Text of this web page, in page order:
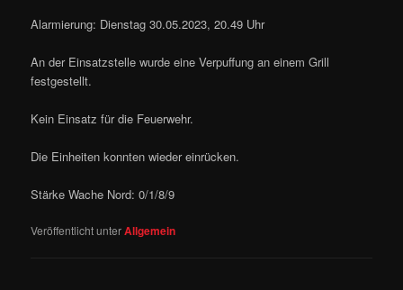
Alarmierung: Dienstag 30.05.2023, 20.49 Uhr
An der Einsatzstelle wurde eine Verpuffung an einem Grill
festgestellt.
Kein Einsatz für die Feuerwehr.
Die Einheiten konnten wieder einrücken.
Stärke Wache Nord: 0/1/8/9
Veröffentlicht unterAllgemein